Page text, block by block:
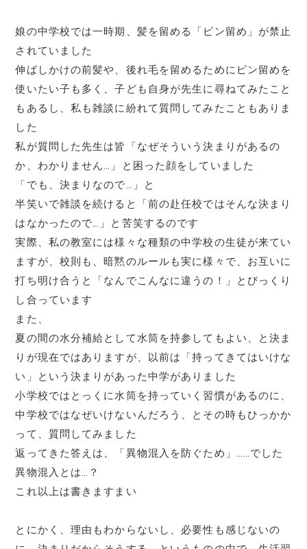
娘の中学校では一時期、髪を留める「ピン留め」が禁止
されていました
伸ばしかけの前髪や、後れ毛を留めるためにピン留めを
使いたい子も多く、子ども自身が先生に尋ねてみたこと
もあるし、私も雑談に紛れて質問してみたこともありま
した
私が質問した先生は皆「なぜそういう決まりがあるの
か、わかりません…」と困った顔をしていました
「でも、決まりなので…」と
半笑いで雑談を続けると「前の赴任校ではそんな決まり
はなかったので…」と苦笑するのです
実際、私の教室には様々な種類の中学校の生徒が来てい
ますが、校則も、暗黙のルールも実に様々で、お互いに
打ち明け合うと「なんでこんなに違うの！」とびっくり
し合っています
また、
夏の間の水分補給として水筒を持参してもよい、と決ま
りが現在ではありますが、以前は「持ってきてはいけな
い」という決まりがあった中学がありました
小学校ではとっくに水筒を持っていく習慣があるのに、
中学校ではなぜいけないんだろう、とその時もひっかか
って、質問してみました
返ってきた答えは、「異物混入を防ぐため」……でした
異物混入とは…？
これ以上は書きますまい
とにかく、理由もわからないし、必要性も感じないの